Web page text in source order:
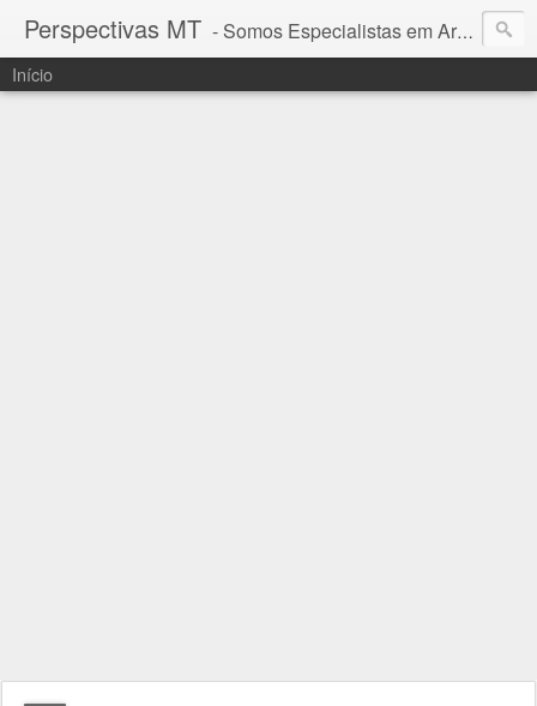
Perspectivas MT - Somos Especialistas em Araguaia - Mato Grosso
Início